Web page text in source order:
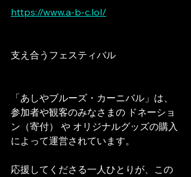
https://www.a-b-c.lol/
支え合うフェスティバル
「あしやブルーズ・カーニバル」は、
参加者や観客のみなさまの ドネーショ
ン（寄付） や オリジナルグッズの購入
によって運営されています。
応援してくださる一人ひとりが、この